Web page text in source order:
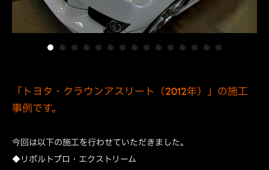
「トヨタ・クラウンアスリート（2012年）」の施工
事例です。
今回は以下の施工を行わせていただきました。
◆リボルトプロ・エクストリーム